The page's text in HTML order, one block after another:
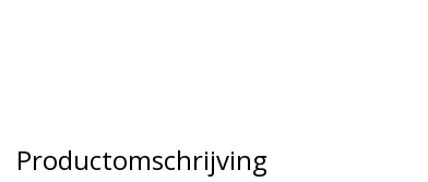
Productomschrijving